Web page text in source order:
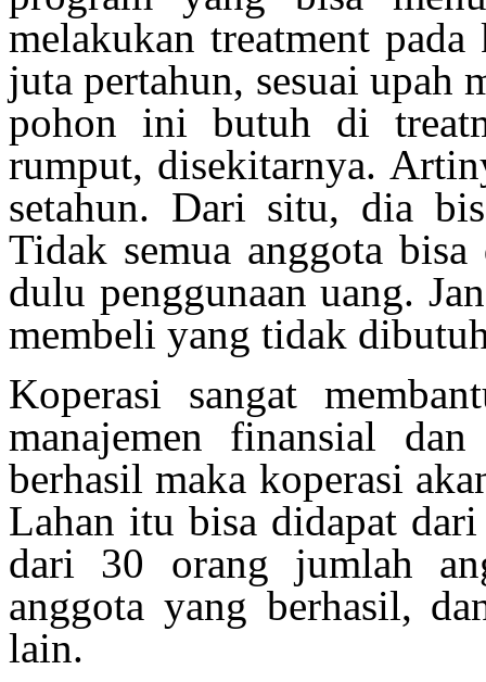
melakukan treatment
juta pertahun, sesuai
pohon ini butuh di
rumput, disekitarnya.
setahun. Dari situ, dia
Tidak semua anggota
dulu penggunaan uang.
membeli yang tidak
Koperasi sangat
manajemen finansial
berhasil maka koperasi
Lahan itu bisa didapat
dari 30 orang jumlah
anggota yang berhasil,
lain.